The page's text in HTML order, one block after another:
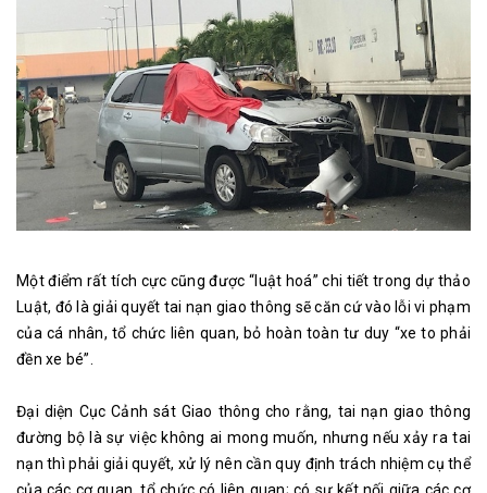
Một điểm rất tích cực cũng được “luật hoá” chi tiết trong dự thảo
Luật, đó là giải quyết tai nạn giao thông sẽ căn cứ vào lỗi vi phạm
của cá nhân, tổ chức liên quan, bỏ hoàn toàn tư duy “xe to phải
đền xe bé”.
Đại diện Cục Cảnh sát Giao thông cho rằng, tai nạn giao thông
đường bộ là sự việc không ai mong muốn, nhưng nếu xảy ra tai
nạn thì phải giải quyết, xử lý nên cần quy định trách nhiệm cụ thể